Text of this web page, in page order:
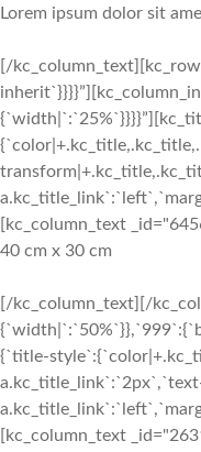
Lorem ipsum dolor sit
[/
[kc_column_text
40 cm x 30 cm
[/kc_column_text][/
{`title-
[kc_column_text